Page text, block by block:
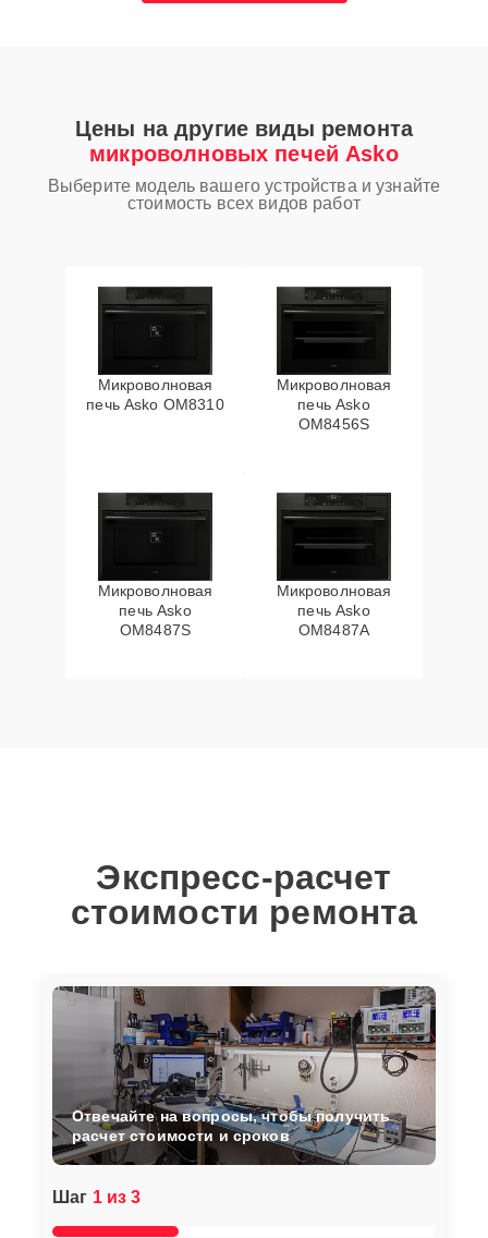
Цены на другие виды ремонта
микроволновых печей Asko
Выберите модель вашего устройства и узнайте
стоимость всех видов работ
Микроволновая
печь Asko OM8310
Микроволновая
печь Asko
OM8456S
Микроволновая
печь Asko
OM8487S
Микроволновая
печь Asko
OM8487A
Экспресс-расчет
стоимости ремонта
Шаг 1 из 3
Отвечайте на вопросы, чтобы получить
расчет стоимости и сроков